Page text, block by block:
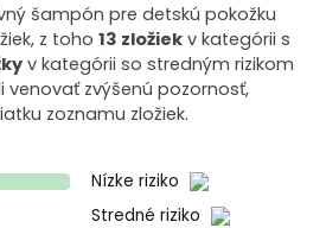
šampón pre detskú pokožku
z toho13 zložiek v kategórii s
v kategórii so stredným rizikom
venovať zvýšenú pozornosť,
zoznamu zložiek.
Nízke riziko
Stredné riziko